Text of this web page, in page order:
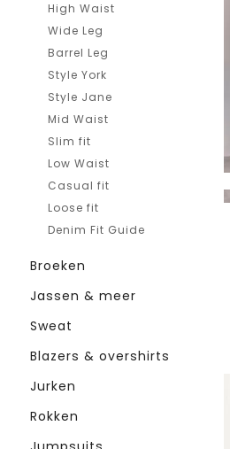
High Waist
Wide Leg
Barrel Leg
Style York
Style Jane
Mid Waist
Slim fit
Low Waist
Casual fit
Loose fit
Denim Fit Guide
Broeken
Jassen & meer
Sweat
Blazers & overshirts
Jurken
Rokken